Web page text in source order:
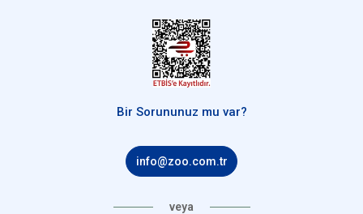
Bir Sorununuz mu var?
info@zoo.com.tr
veya